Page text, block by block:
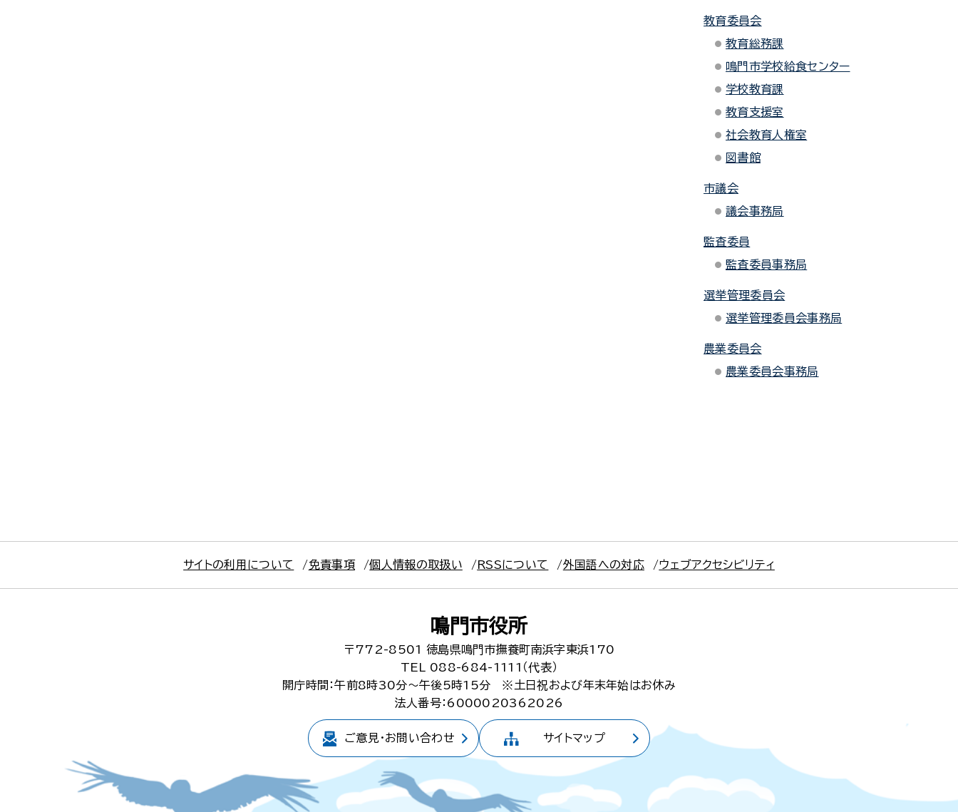
教育委員会
教育総務課
鳴門市学校給食センター
学校教育課
教育支援室
社会教育人権室
図書館
市議会
議会事務局
監査委員
監査委員事務局
選挙管理委員会
選挙管理委員会事務局
農業委員会
農業委員会事務局
サイトの利用について 免責事項 個人情報の取扱い RSSについて 外国語への対応 ウェブアクセシビリティ
鳴門市役所
〒772-8501
徳島県鳴門市撫養町南浜字東浜170
TEL 088-684-1111（代表）
開庁時間：午前8時30分～午後5時15分
※土日祝および年末年始はお休み
法人番号：6000020362026
ご意見・お問い合わせ サイトマップ